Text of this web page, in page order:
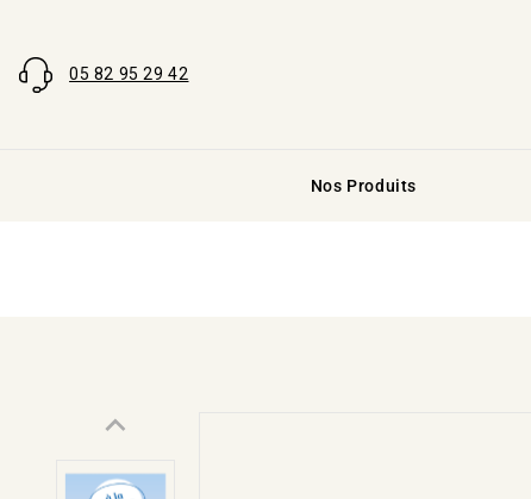
05 82 95 29 42
Nos Produits